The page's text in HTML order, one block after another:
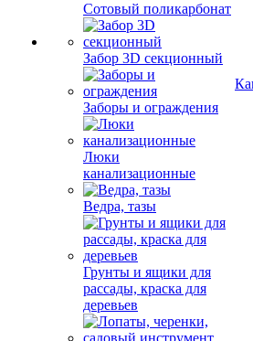
Сотовый поликарбонат
Забор 3D секционный
Заборы и ограждения
Люки
канализационные
Ведра, тазы
Грунты и ящики для
рассады, краска для
деревьев